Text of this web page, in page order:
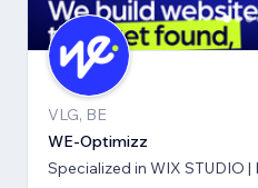
VLG, BE
WE-Optimizz